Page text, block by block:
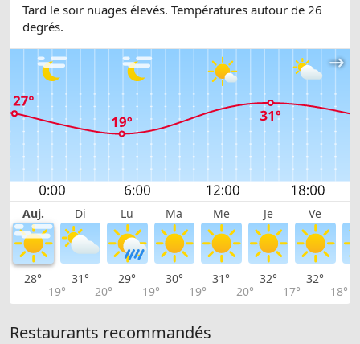
Tard le soir nuages élevés. Températures autour de 26
degrés.
Auj. Di Lu Ma Me Je Ve
28°
19°
31°
20°
29°
19°
30°
19°
31°
20°
32°
17°
32°
18°
Restaurants recommandés